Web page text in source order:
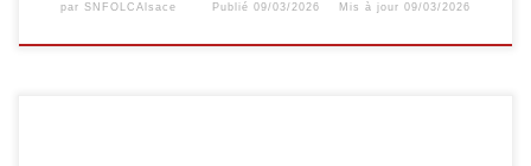
par SNFOLCAlsace Publié09/03/2026 Mis à jour09/03/2026